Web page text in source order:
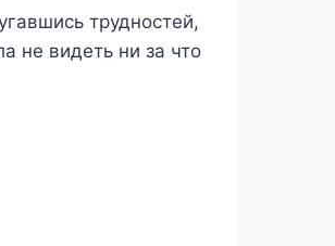
трудностей,
не видеть ни за что